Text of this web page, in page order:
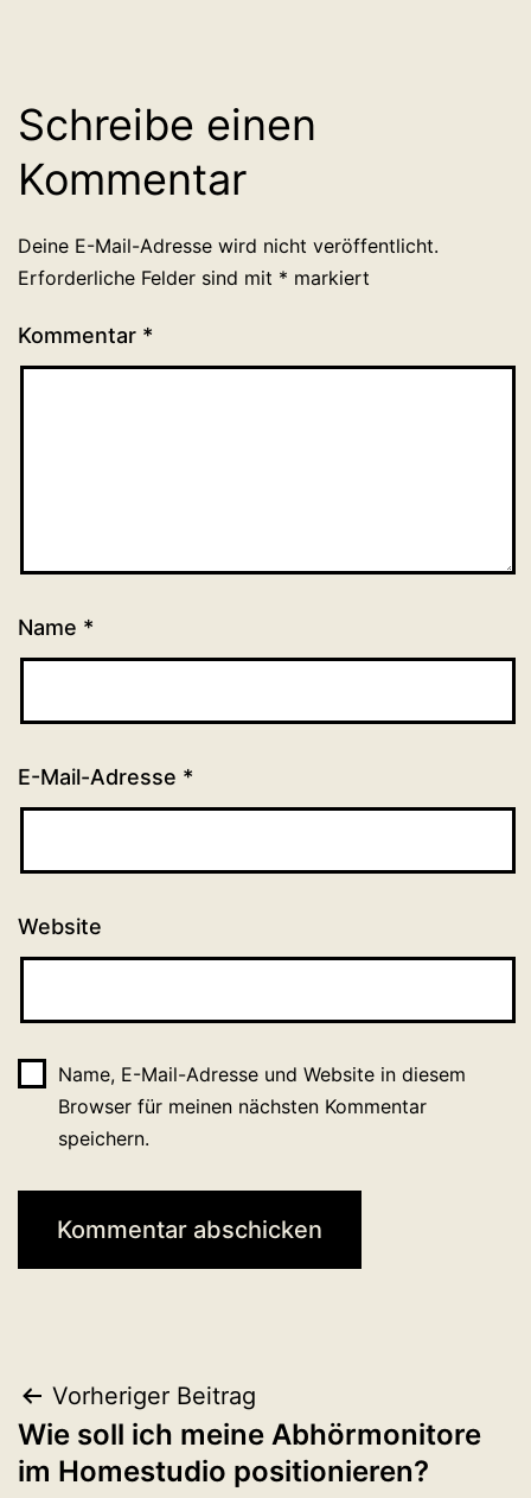
Schreibe einen
Kommentar
Deine E-Mail-Adresse wird nicht veröffentlicht.
Erforderliche Felder sind mit * markiert
Kommentar *
Name *
E-Mail-Adresse *
Website
Name, E-Mail-Adresse und Website in diesem
Browser für meinen nächsten Kommentar
speichern.
Beitragsnavigation
Vorheriger Beitrag
Wie soll ich meine Abhörmonitore
im Homestudio positionieren?